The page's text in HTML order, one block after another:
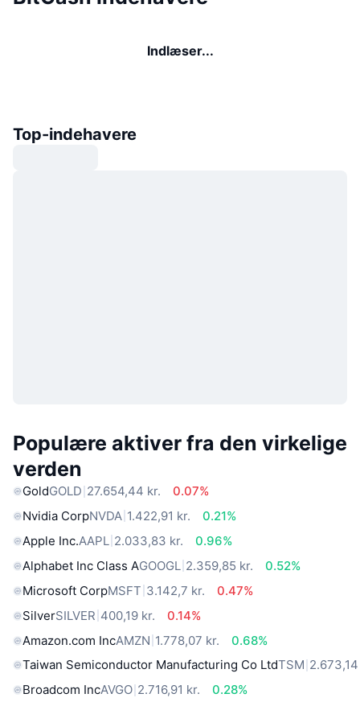
Indlæser...
Top-indehavere
Populære aktiver fra den virkelige
verden
GoldGOLD 27.654,44 kr.
0.07%
Nvidia CorpNVDA 1.422,91 kr.
0.21%
Apple Inc.AAPL 2.033,83 kr.
0.96%
Alphabet Inc Class AGOOGL 2.359,85 kr.
0.52%
Microsoft CorpMSFT 3.142,7 kr.
0.47%
SilverSILVER 400,19 kr.
0.14%
Amazon.com IncAMZN 1.778,07 kr.
0.68%
Taiwan Semiconductor Manufacturing Co LtdTSM
Broadcom IncAVGO 2.716,91 kr.
0.28%